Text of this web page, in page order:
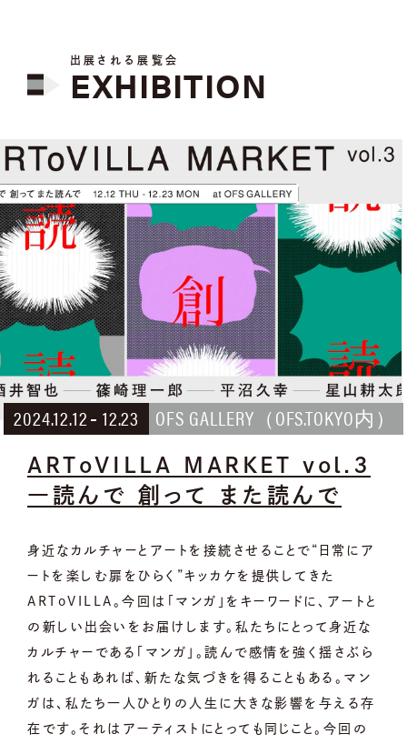
出展される展覧会
EXHIBITION
2024.12.12 12.23 OFS GALLERY（OFS.TOKYO内）
ARToVILLA MARKET vol.3
―読んで 創って また読んで
身近なカルチャーとアートを接続させることで“日常にア
ートを楽しむ扉をひらく”キッカケを提供してきた
ARToVILLA。今回は「マンガ」をキーワードに、アートと
の新しい出会いをお届けします。私たちにとって身近な
カルチャーである「マンガ」。読んで感情を強く揺さぶら
れることもあれば、新たな気づきを得ることもある。マン
ガは、私たち一人ひとりの人生に大きな影響を与える存
在です。それはアーティストにとっても同じこと。今回の